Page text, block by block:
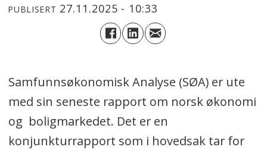
PUBLISERT 27.11.2025 - 10:33
Samfunnsøkonomisk Analyse (SØA) er ute
med sin seneste rapport om norsk økonomi
og boligmarkedet. Det er en
konjunkturrapport som i hovedsak tar for